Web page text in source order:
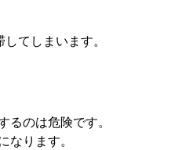
てしまいます。
のは危険です。
ります。